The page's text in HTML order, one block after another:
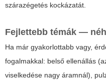
szárazégetés kockázatát.
Fejlettebb témák —
Ha már gyakorlottabb vagy,
fogalmakkal: belső ellenállás
viselkedése nagy áramnál),